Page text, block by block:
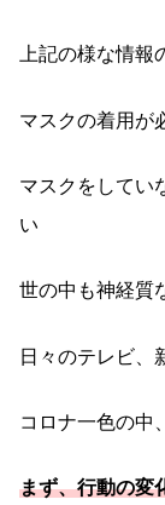
上記の様な情報
マスクの着用が
マスクをしてい
い
世の中も神経質
日々のテレビ、
コロナ一色の中
まず、行動の変